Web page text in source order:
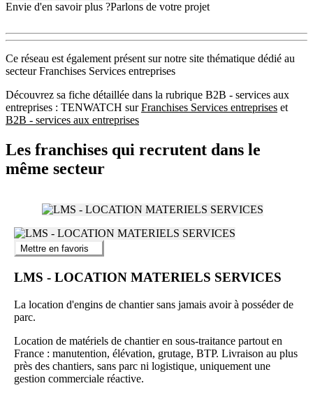
De rejoindre un réseau en plein développement d’experts
Une méthode exclusive très performante
La transmission d’un savoir-faire
Des documents commerciaux, administratifs, et contenus
pédagogiques
Une exclusivité territoriale et une assistance permanente
(financez uniquement votre formation soit 9 450€ HT et votre
lancement)
Un réel projet d’avenir sur un marché financé et porteur
fonction commerciale et le management
réussite
Envie d'en savoir plus ?Parlons de votre projet
Ce réseau est également présent sur notre site thématique dédié au
secteur Franchises Services entreprises
Découvrez sa fiche détaillée dans la rubrique B2B - services aux
entreprises : TENWATCH surFranchises Services entreprises et
B2B - services aux entreprises
Les franchises qui recrutent dans le
même secteur
Mettre en favoris
LMS - LOCATION MATERIELS SERVICES
La location d'engins de chantier sans jamais avoir à posséder de
parc.
Location de matériels de chantier en sous-traitance partout en
France : manutention, élévation, grutage, BTP. Livraison au plus
près des chantiers, sans parc ni logistique, uniquement une
gestion commerciale réactive.